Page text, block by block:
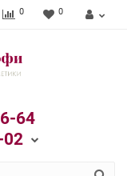
0 0
64
02